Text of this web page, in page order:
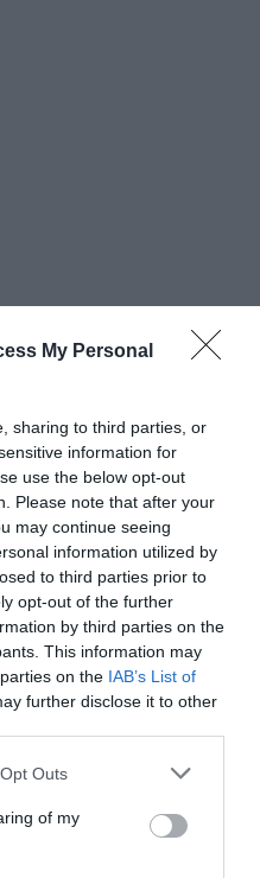
My Personal
sharing to third parties, or
information for
use the below opt-out
Please note that after your
may continue seeing
information utilized by
to third parties prior to
opt-out of the further
by third parties on the
This information may
on the IAB’s List of
further disclose it to other
uses one or more Google
You may click to
and its third-party tags to
purposes in below Google
Outs
of my